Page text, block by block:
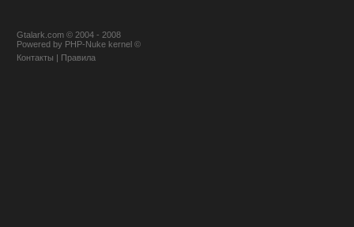
Gtalark.com © 2004 - 2008
Powered by PHP-Nuke kernel ©
Контакты | Правила